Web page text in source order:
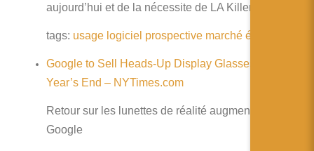
aujourd’hui et de la nécessite de LA Killer Apps
tags: usage logiciel prospective marché évolution
Google to Sell Heads-Up Display Glasses by
Year’s End – NYTimes.com
Retour sur les lunettes de réalité augmentée de
Google